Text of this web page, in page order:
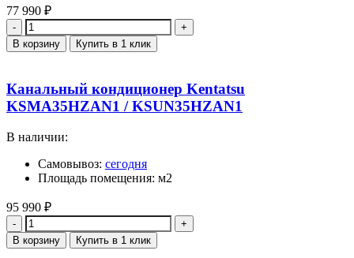
77 990 ₽
Количество
В корзину Купить в 1 клик
Канальный кондиционер Kentatsu
KSMA35HZAN1 / KSUN35HZAN1
В наличии:
Самовывоз: сегодня
Площадь помещения: м2
95 990 ₽
Количество
В корзину Купить в 1 клик